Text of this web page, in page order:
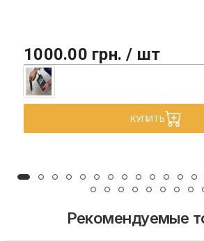
1000.00 грн. / шт
КУПИТЬ
Рекомендуемые